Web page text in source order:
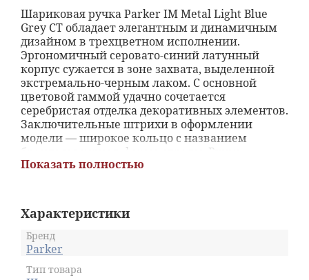
Шариковая ручка Parker IM Metal Light Blue
Grey CT обладает элегантным и динамичным
дизайном в трехцветном исполнении.
Эргономичный серовато-синий латунный
корпус сужается в зоне захвата, выделенной
экстремально-черным лаком. С основной
цветовой гаммой удачно сочетается
серебристая отделка декоративных элементов.
Заключительные штрихи в оформлении
модели — широкое кольцо с названием
бренда и зажим в форме стрелы. Ручка
снабжена удобным нажимным механизмом.
четкую и непрерывную линию толщиной 0,6
мм. Чернильная паста поступает на пишущий
узел экономно и равномерно, что исключает
появление подтеков.
Показать полностью
Характеристики
Бренд
Parker
Тип товара